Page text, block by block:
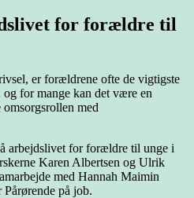
for forældre til
er forældrene ofte de vigtigste
og for mange kan det være en
omsorgsrollen med
arbejdslivet for forældre til unge i
Karen Albertsen og Ulrik
med Hannah Maimin
på job.